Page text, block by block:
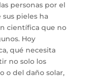
personas por el
pieles ha
científica que no
Hoy
qué necesita
no solo los
o del daño solar,